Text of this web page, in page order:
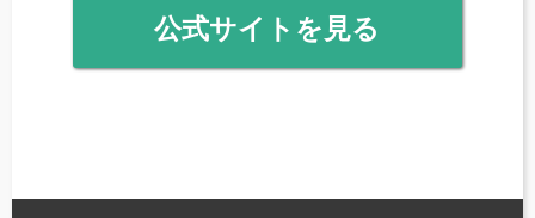
公式サイトを見る